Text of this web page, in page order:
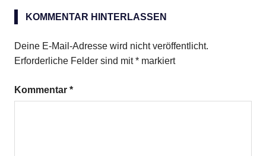
Cocktail
KOMMENTAR HINTERLASSEN
Deine E-Mail-Adresse wird nicht veröffentlicht.
Erforderliche Felder sind mit* markiert
Kommentar *